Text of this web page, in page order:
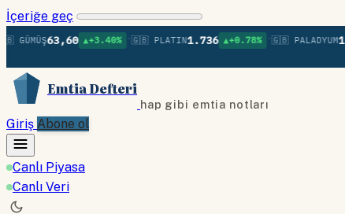
İçeriğe geç
63,60 ▲+3.40% •🇬🇧 PLATIN1.736 ▲+0.78% 🇬🇧 PALADYUM1.379
Emtia Defteri
hap gibi emtia notları
Giriş Abone ol
Canlı Piyasa
Canlı Veri